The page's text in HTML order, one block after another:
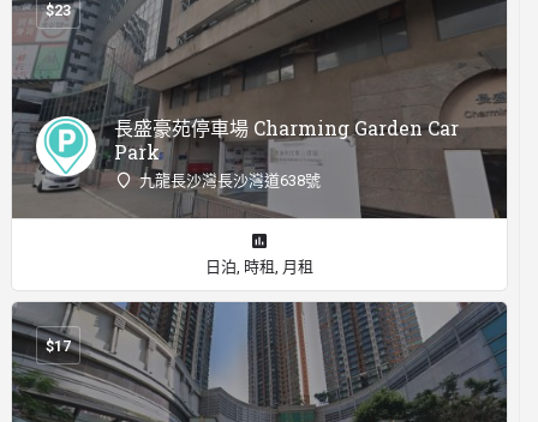
長盛豪苑停車場 Charming Garden Car
Park
九龍長沙灣長沙灣道638號
$23
日泊, 時租, 月租
$17